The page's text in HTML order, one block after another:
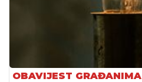
OBAVIJEST GRAĐANIMA